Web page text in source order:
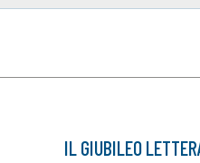
IL GIUBILEO